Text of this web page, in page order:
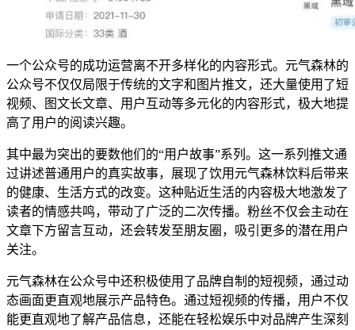
一个公众号的成功运营离不开多样化的内容形式。元气森林的
公众号不仅仅局限于传统的文字和图片推文，还大量使用了短
视频、图文长文章、用户互动等多元化的内容形式，极大地提
高了用户的阅读兴趣。
其中最为突出的要数他们的“用户故事”系列。这一系列推文通
过讲述普通用户的真实故事，展现了饮用元气森林饮料后带来
的健康、生活方式的改变。这种贴近生活的内容极大地激发了
读者的情感共鸣，带动了广泛的二次传播。粉丝不仅会主动在
文章下方留言互动，还会转发至朋友圈，吸引更多的潜在用户
关注。
元气森林在公众号中还积极使用了品牌自制的短视频，通过动
态画面更直观地展示产品特色。通过短视频的传播，用户不仅
能更直观地了解产品信息，还能在轻松娱乐中对品牌产生深刻